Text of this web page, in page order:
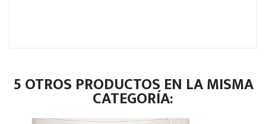
5 OTROS PRODUCTOS EN LA MISMA
CATEGORÍA: